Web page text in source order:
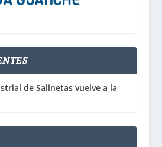
de Salinetas vuelve a la